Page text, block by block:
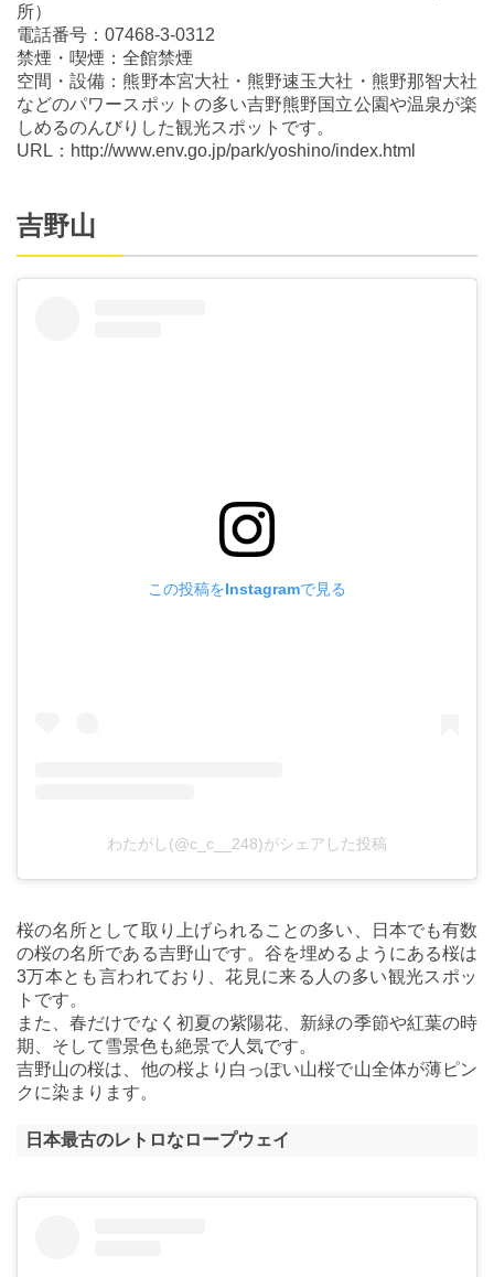
所）
電話番号：07468-3-0312
禁煙・喫煙：全館禁煙
空間・設備：熊野本宮大社・熊野速玉大社・熊野那智大社
などのパワースポットの多い吉野熊野国立公園や温泉が楽
しめるのんびりした観光スポットです。
URL：http://www.env.go.jp/park/yoshino/index.html
吉野山
この投稿をInstagramで見る
わたがし(@c_c__248)がシェアした投稿
桜の名所として取り上げられることの多い、日本でも有数
の桜の名所である吉野山です。谷を埋めるようにある桜は
3万本とも言われており、花見に来る人の多い観光スポッ
トです。
また、春だけでなく初夏の紫陽花、新緑の季節や紅葉の時
期、そして雪景色も絶景で人気です。
吉野山の桜は、他の桜より白っぽい山桜で山全体が薄ピン
クに染まります。
日本最古のレトロなロープウェイ